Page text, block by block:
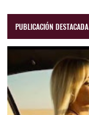
PUBLICACIÓN DESTACADA